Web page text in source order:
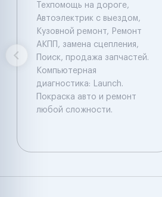
Техпомощь на дороге,
Автоэлектрик с выездом,
Кузовной ремонт, Ремонт
АКПП, замена сцепления,
Поиск, продажа запчастей.
Компьютерная
диагностика: Launch.
Покраска авто и ремонт
любой сложности.